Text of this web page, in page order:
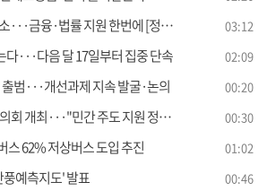
금융·법률 지원 한번에 [정책현장+] 03:12
···다음 달 17일부터 집중 단속 02:09
범···개선과제 지속 발굴·논의 00:20
최···"민간 주도 지원 정책 논의" 00:30
스 62% 저상버스 도입 추진 01:02
풍예측지도' 발표 00:46